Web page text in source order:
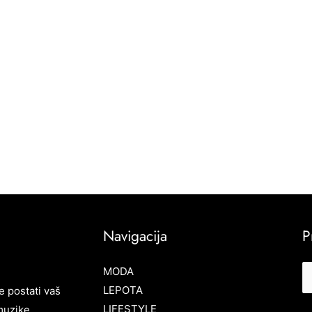
postati vaš
Navigacija
MODA
LEPOTA
LIFESTYLE